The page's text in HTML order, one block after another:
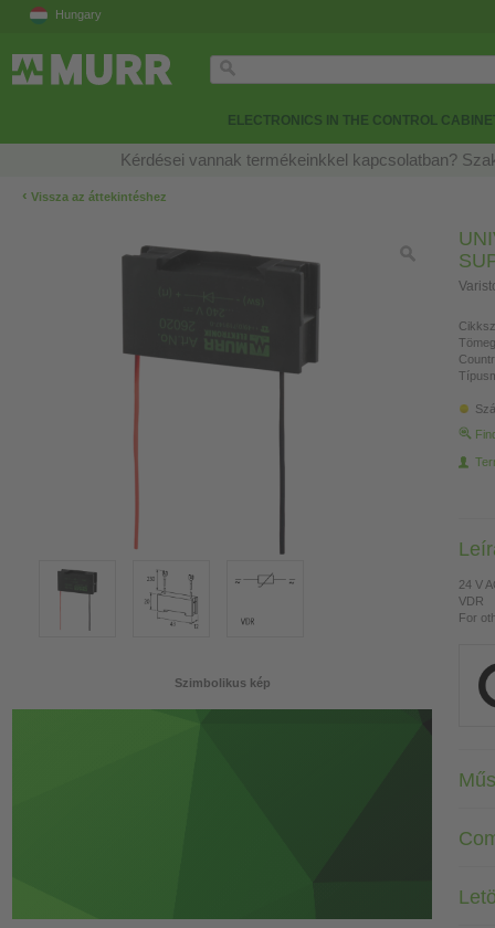
Hungary
ELECTRONICS IN THE CONTROL
Kérdései vannak termékeinkkel kapcsolatban?
‹ Vissza az áttekintéshez
Szimbolikus kép
24 V
VDR
For